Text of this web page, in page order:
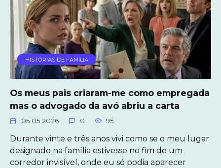
HISTÓRIAS DE FAMÍLIA
Os meus pais criaram-me como empregada
mas o advogado da avó abriu a carta
05.05.2026 0 95
Durante vinte e três anos vivi como se o meu lugar
designado na família estivesse no fim de um
corredor invisível, onde eu só podia aparecer